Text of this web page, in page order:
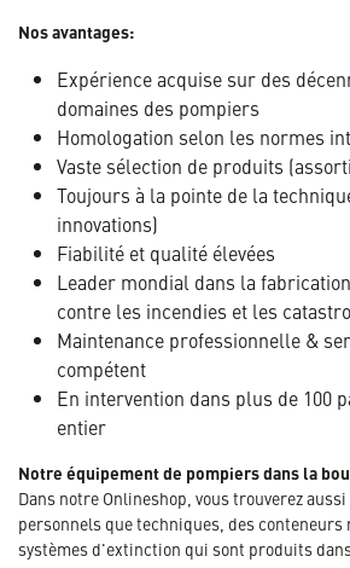
Nos avantages:
Expérience acquise sur des
domaines des pompiers
Homologation selon les normes
Vaste sélection de produits
Toujours à la pointe de la
innovations)
Fiabilité et qualité élevées
Leader mondial dans la
contre les incendies et les
Maintenance professionnelle &
compétent
En intervention dans plus de 100
entier
Notre équipement de pompiers dans la
Dans notre Onlineshop, vous trouverez
personnels que techniques, des conteneurs
systèmes d'extinction qui sont produits